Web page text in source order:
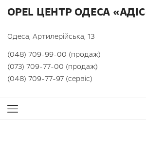
OPEL ЦЕНТР ОДЕСА
Одеса, Артилерійська, 13
(048) 709-99-00 (продаж)
(073) 709-77-00 (продаж)
(048) 709-77-97 (сервіс)